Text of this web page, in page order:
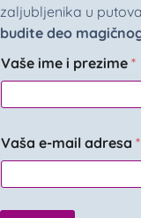
zaljubljenika u
budite deo
Vaše ime i prezime *
Vaša e-mail adresa *